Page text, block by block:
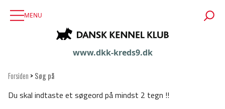
MENU
www.dkk-kreds9.dk
Forsiden > Søg på
Du skal indtaste et søgeord på mindst 2 tegn !!